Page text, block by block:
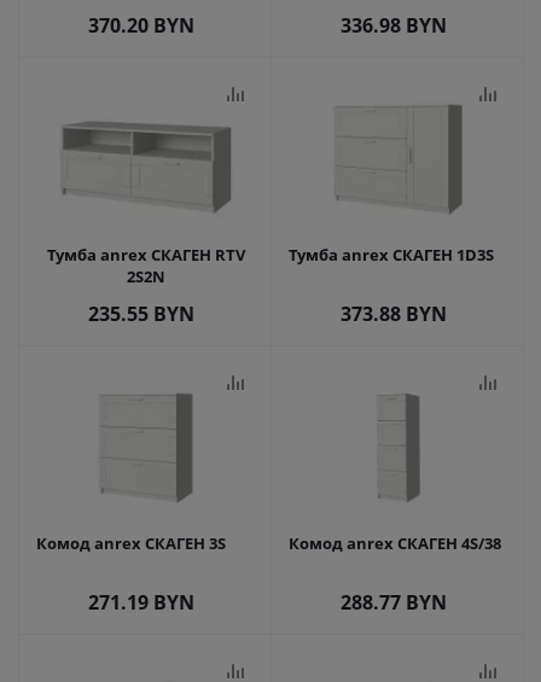
370.20 BYN 336.98 BYN
Тумба anrex СКАГЕН RTV
2S2N
235.55 BYN
Тумба anrex СКАГЕН 1D3S
373.88 BYN
Комод anrex СКАГЕН 3S
271.19 BYN
Комод anrex СКАГЕН 4S/38
288.77 BYN